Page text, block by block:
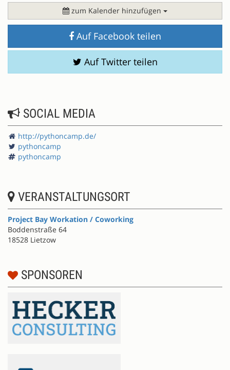
zum Kalender hinzufügen
Auf Facebook teilen
Auf Twitter teilen
SOCIAL MEDIA
http://pythoncamp.de/
pythoncamp
pythoncamp
VERANSTALTUNGSORT
Project Bay Workation / Coworking
Boddenstraße 64
18528 Lietzow
SPONSOREN